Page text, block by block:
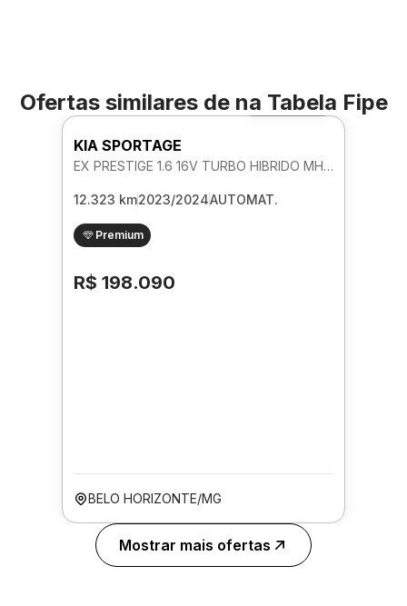
Ofertas similares de na Tabela Fipe
Foto 360º
KIA SPORTAGE
EX PRESTIGE 1.6 16V TURBO HIBRIDO MHEV AUTOMATICO
12.323 km2023/2024AUTOMAT.
Premium
R$ 198.090
BELO HORIZONTE/MG
Mostrar mais ofertas